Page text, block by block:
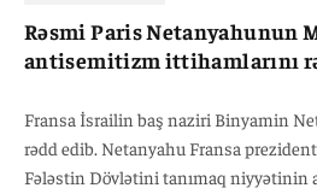
Rəsmi Paris Netanyahunun
antisemitizm ittihamlarını
Fransa İsrailin baş naziri Binyamin
rədd edib. Netanyahu Fransa
Fələstin Dövlətini tanımaq